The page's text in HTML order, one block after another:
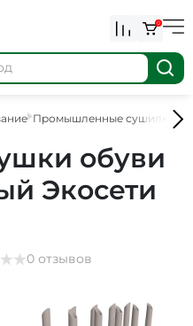
0
Промышленные сушилки
обуви
Экосети
0 отзывов